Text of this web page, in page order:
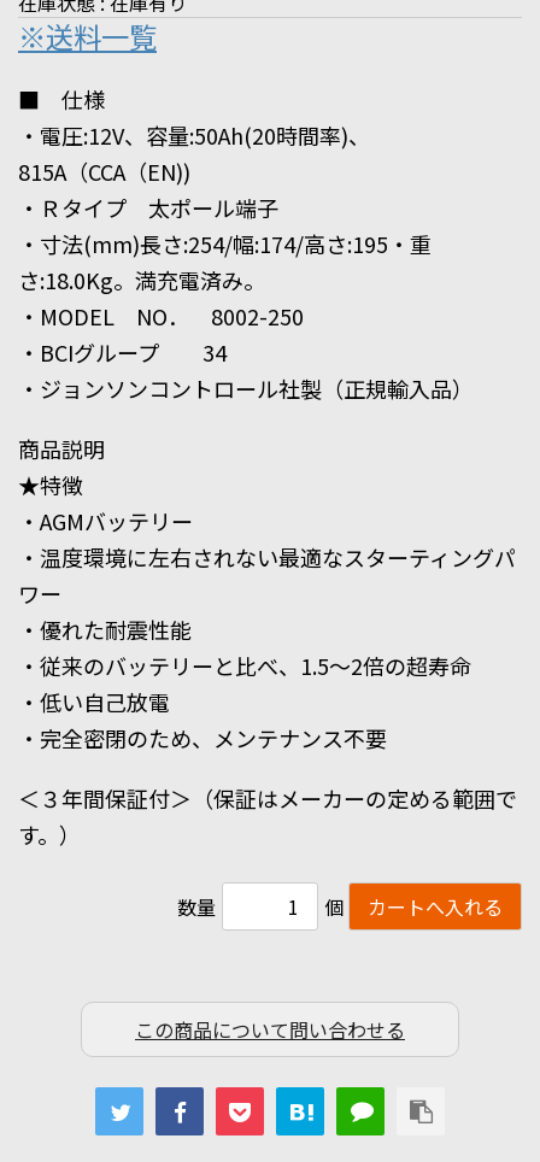
※送料一覧
■ 仕様
・電圧:12V、容量:50Ah(20時間率)、
815A（CCA（EN))
・Ｒタイプ 太ポール端子
・寸法(mm)長さ:254/幅:174/高さ:195・重
さ:18.0Kg。満充電済み。
・MODEL NO． 8002-250
・BCIグループ 34
・ジョンソンコントロール社製（正規輸入品）
商品説明
★特徴
・AGMバッテリー
・温度環境に左右されない最適なスターティングパ
ワー
・優れた耐震性能
・従来のバッテリーと比べ、1.5〜2倍の超寿命
・低い自己放電
・完全密閉のため、メンテナンス不要
＜３年間保証付＞（保証はメーカーの定める範囲で
す。）
数量 個
この商品について問い合わせる